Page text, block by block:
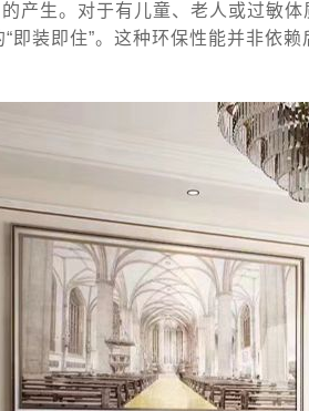
产生。对于有儿童、老人或过敏
即装即住”。这种环保性能并非依